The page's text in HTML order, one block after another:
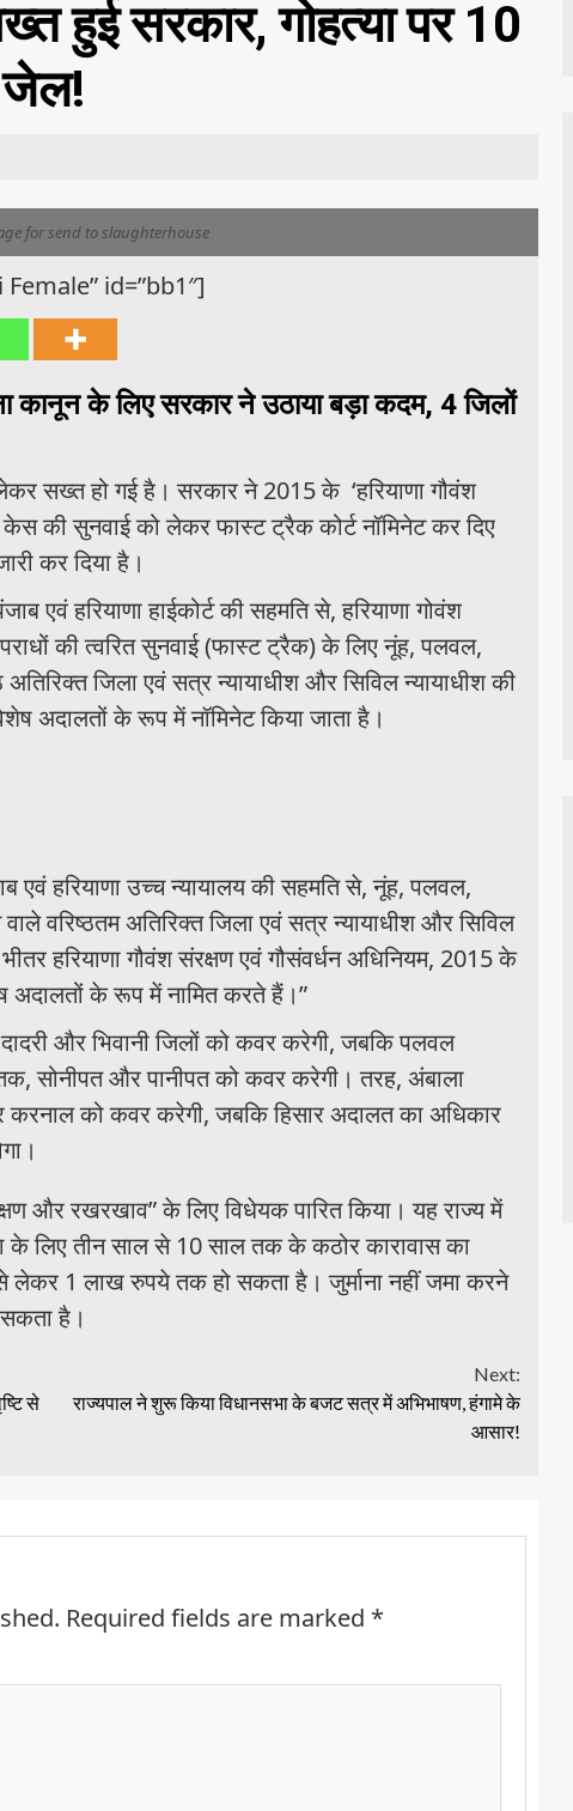
हुई सरकार, गोहत्या पर 10
जेल!
for send to slaughterhouse
id=”bb1″]
कानून के लिए सरकार ने उठाया बड़ा कदम, 4 जिलों
सख्त हो गई है। सरकार ने 2015 के ‘हरियाणा गौवंश
केस की सुनवाई को लेकर फास्ट ट्रैक कोर्ट नॉमिनेट कर दिए
कर दिया है।
एवं हरियाणा हाईकोर्ट की सहमति से, हरियाणा गोवंश
की त्वरित सुनवाई (फास्ट ट्रैक) के लिए नूंह, पलवल,
जिला एवं सत्र न्यायाधीश और सिविल न्यायाधीश की
अदालतों के रूप में नॉमिनेट किया जाता है।
एवं हरियाणा उच्च न्यायालय की सहमति से, नूंह, पलवल,
वरिष्ठतम अतिरिक्त जिला एवं सत्र न्यायाधीश और सिविल
भीतर हरियाणा गौवंश संरक्षण एवं गौसंवर्धन अधिनियम, 2015 के
अदालतों के रूप में नामित करते हैं।”
और भिवानी जिलों को कवर करेगी, जबकि पलवल
सोनीपत और पानीपत को कवर करेगी। तरह, अंबाला
को कवर करेगी, जबकि हिसार अदालत का अधिकार
और रखरखाव” के लिए विधेयक पारित किया। यह राज्य में
के लिए तीन साल से 10 साल तक के कठोर कारावास का
लेकर 1 लाख रुपये तक हो सकता है। जुर्माना नहीं जमा करने
है।
से
Next:
राज्यपाल ने शुरू किया विधानसभा के बजट सत्र में अभिभाषण, हंगामे के
आसार!
Required fields are marked *